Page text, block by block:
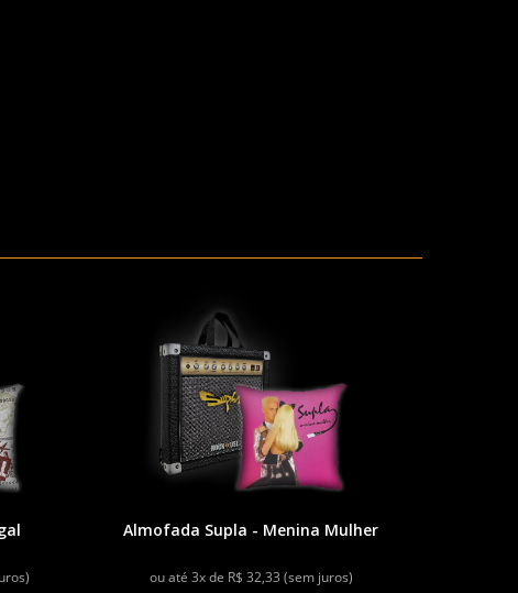
Almofada Supla - Menina Mulher
ou até 3x de R$ 32,33 (sem juros)